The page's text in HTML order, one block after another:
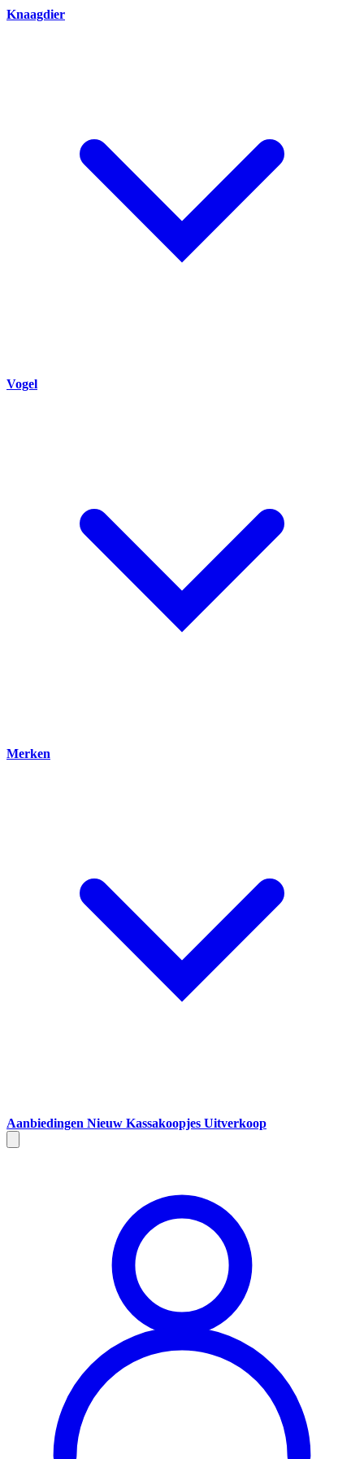
Knaagdier
Vogel
Merken
Aanbiedingen Nieuw Kassakoopjes Uitverkoop